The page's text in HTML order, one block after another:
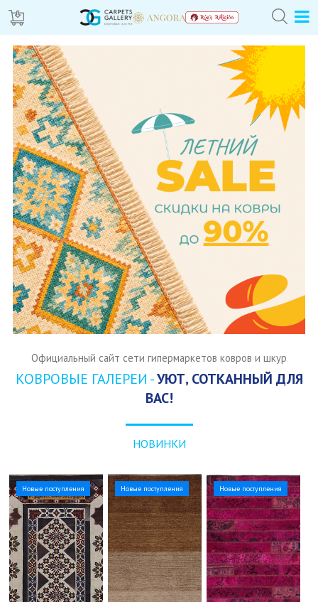
Официальный сайт сети гипермаркетов ковров и шкур
КОВРОВЫЕ ГАЛЕРЕИ -УЮТ, СОТКАННЫЙ ДЛЯ
ВАС!
НОВИНКИ
Новые поступления Новые поступления Новые поступления